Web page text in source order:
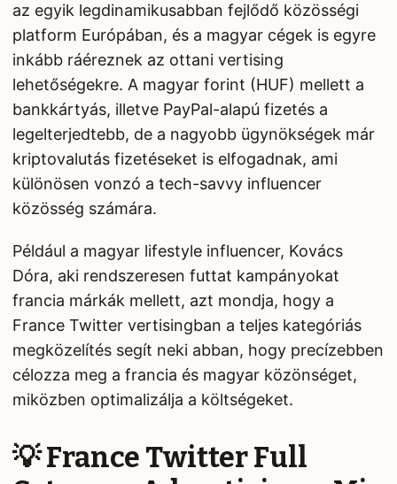
az egyik legdinamikusabban fejlődő közösségi
platform Európában, és a magyar cégek is egyre
inkább ráéreznek az ottani vertising
lehetőségekre. A magyar forint (HUF) mellett a
bankkártyás, illetve PayPal-alapú fizetés a
legelterjedtebb, de a nagyobb ügynökségek már
kriptovalutás fizetéseket is elfogadnak, ami
különösen vonzó a tech-savvy influencer
közösség számára.
Például a magyar lifestyle influencer, Kovács
Dóra, aki rendszeresen futtat kampányokat
francia márkák mellett, azt mondja, hogy a
France Twitter vertisingban a teljes kategóriás
megközelítés segít neki abban, hogy precízebben
célozza meg a francia és magyar közönséget,
miközben optimalizálja a költségeket.
💡 France Twitter Full